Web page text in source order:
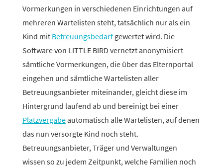
Vormerkungen in verschie­denen Einrichtungen auf
mehreren Wartelisten steht, tatsäch­lich nur als ein
Kind mit Betreuungsbedarfgewertet wird. Die
Software von LITTLE BIRD vernetzt anony­mi­siert
sämt­liche Vormerkungen, die über das Elternportal
eingehen und sämt­liche Wartelisten aller
Betreuungsanbieter mitein­ander, gleicht diese im
Hintergrund laufend ab und berei­nigt bei einer
Platzvergabeauto­ma­tisch alle Wartelisten, auf denen
das nun versorgte Kind noch steht.
Betreuungsanbieter, Träger und Verwaltungen
wissen so zu jedem Zeitpunkt, welche Familien noch